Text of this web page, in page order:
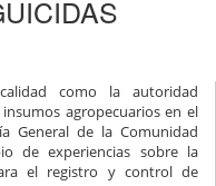
como la autoridad
agropecuarios en el
General de la Comunidad
de experiencias sobre la
el registro y control de